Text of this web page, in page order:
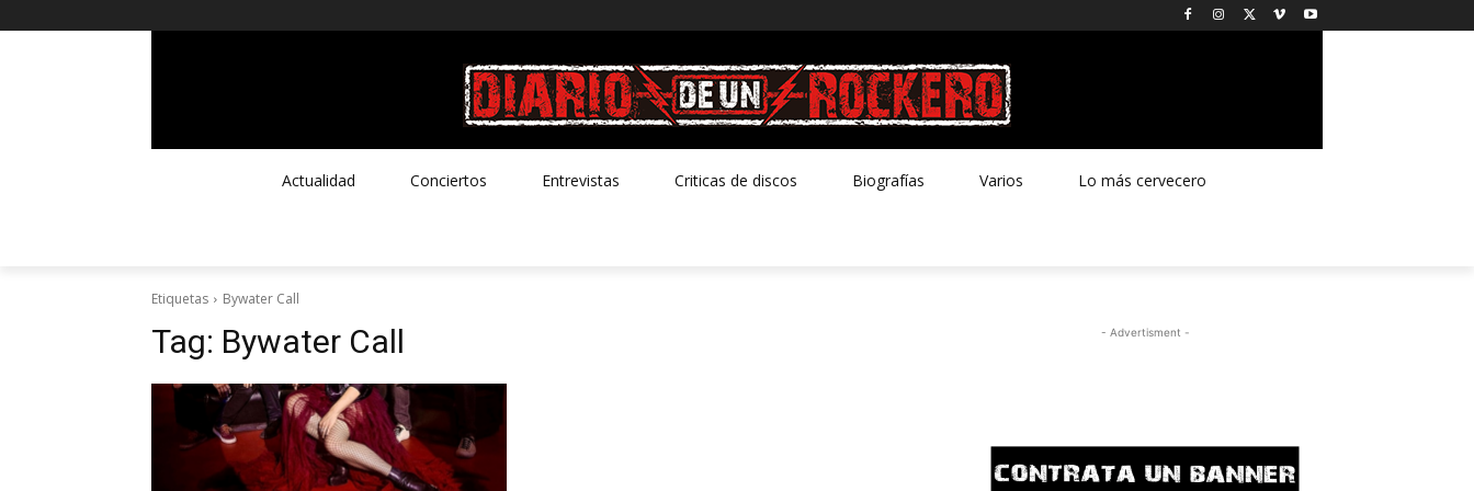
Actualidad Conciertos Entrevistas Criticas de discos Biografías Varios Lo más cervecero
Etiquetas Bywater Call
Tag: Bywater Call - Advertisment -